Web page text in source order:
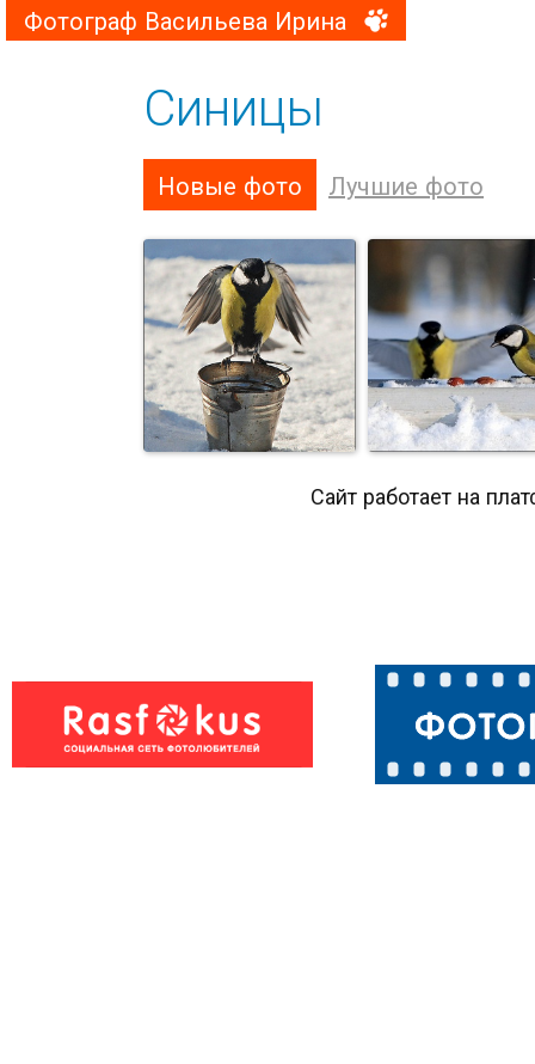
Фотограф Васильева Ирина
Синицы
Новые фото Лучшие фото
Сайт работает на